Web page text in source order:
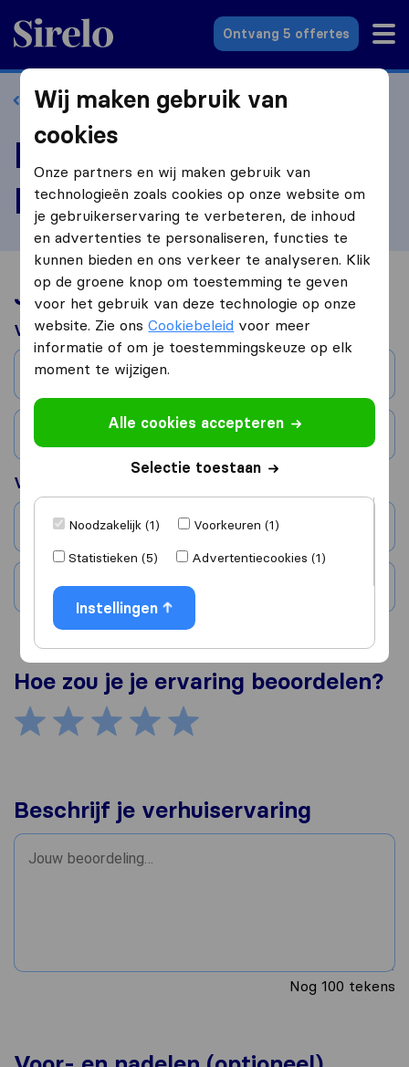
Sirelo.nl
Ontvang 5 offertes
Terug naar profiel
Beoordeel NH
Logistics
Jouw verhuiservaring
Verhuisd van
Stad
Verhuisd naar
Stad
Land
Hoe zou je je ervaring beoordelen?
Beschrijf je verhuiservaring
Nog 100 tekens
Wij maken gebruik van
cookies
Onze partners en wij maken gebruik van
technologieën zoals cookies op onze website om
je gebruikerservaring te verbeteren, de inhoud
en advertenties te personaliseren, functies te
kunnen bieden en ons verkeer te analyseren. Klik
op de groene knop om toestemming te geven
voor het gebruik van deze technologie op onze
website. Zie onsCookiebeleid voor meer
informatie of om je toestemmingskeuze op elk
moment te wijzigen.
Alle cookies accepteren
Selectie toestaan
Noodzakelijk (1)
Voorkeuren (1)
Statistieken (5)
Advertentiecookies (1)
Instellingen